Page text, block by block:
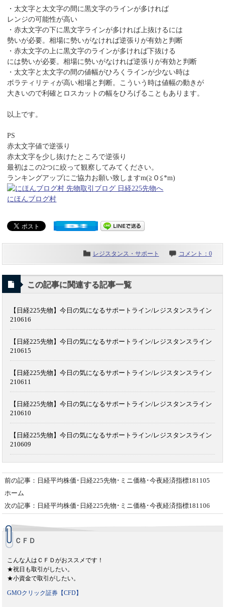
・太文字と太文字の間に黒文字のラインが多ければ
レンジの可能性が高い
・赤太文字の下に黒文字ラインが多ければ上抜けるには
勢いが必要。相場に勢いがなければ逆張りが有効と判断
・赤太文字の上に黒文字のラインが多ければ下抜ける
には勢いが必要。相場に勢いがなければ逆張りが有効と判断
・太文字と太文字の間の値幅がひろくラインが少ない時は
ボラティリティが高い相場と判断。こういう時は値幅の動きが
大きいので利確とロスカットの幅をひろげることもあります。
以上です。
PS
赤太文字値で逆張り
赤太文字を少し抜けたところで逆張り
最初はこの2つに絞って観察してみてください。
ランキングアップにご協力お願い致しますm(≧Ｏ≦*m)
にほんブログ村
レジスタンス・サポート コメント：0
この記事に関連する記事一覧
【日経225先物】今日の気になるサポートライン/レジスタンスライン
210616
【日経225先物】今日の気になるサポートライン/レジスタンスライン
210615
【日経225先物】今日の気になるサポートライン/レジスタンスライン
210611
【日経225先物】今日の気になるサポートライン/レジスタンスライン
210610
【日経225先物】今日の気になるサポートライン/レジスタンスライン
210609
前の記事：日経平均株価･日経225先物･ミニ価格･今夜経済指標181105
ホーム
次の記事：日経平均株価･日経225先物･ミニ価格･今夜経済指標181106
ＣＦＤ
こんな人はＣＦＤがおススメです！
★祝日も取引がしたい。
★小資金で取引がしたい。
GMOクリック証券【CFD】